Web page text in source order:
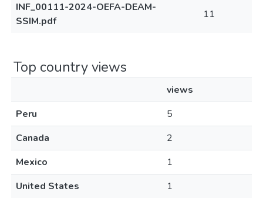
INF_00111-2024-OEFA-DEAM-
SSIM.pdf
11
Top country views
views
Peru
5
Canada
2
Mexico
1
United States
1